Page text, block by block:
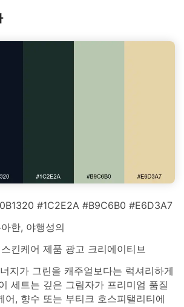
#1C2E2A #B9C6B0 #E6D3A7
한, 야행성의
킨케어 제품 광고 크리에이티브
지가 그린을 캐주얼보다는 럭셔리하게
세트는 깊은 그림자가 프리미엄 품질
어, 향수 또는 부티크 호스피탤리티에